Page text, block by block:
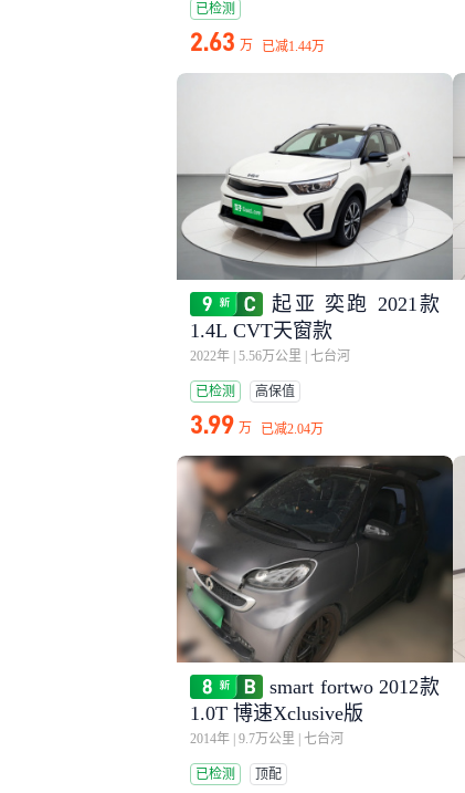
已检测
2.63 万 已减1.44万
起亚 奕跑 2021款
1.4L CVT天窗款
2022年 5.56万公里 七台河
已检测 高保值
3.99 万 已减2.04万
smart fortwo 2012款
1.0T 博速Xclusive版
2014年 9.7万公里 七台河
已检测 顶配